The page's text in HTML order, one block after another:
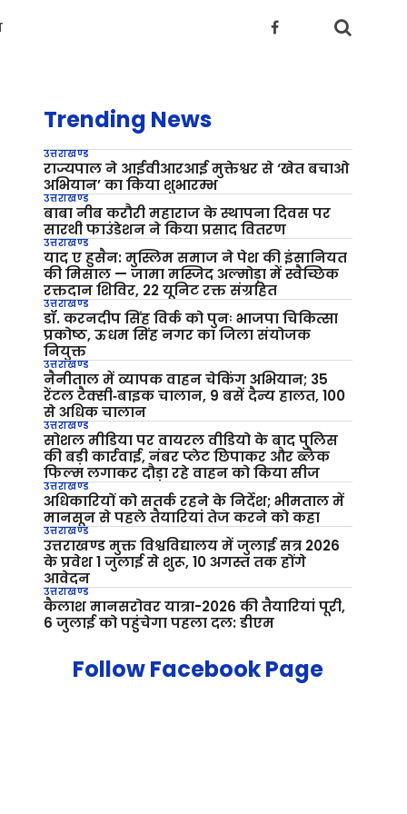
Trending News
उत्तराखण्ड
राज्यपाल ने आईवीआरआई मुक्तेश्वर से ‘खेत बचाओ
अभियान’ का किया शुभारम्भ
उत्तराखण्ड
बाबा नीब करौरी महाराज के स्थापना दिवस पर
सारथी फाउंडेशन ने किया प्रसाद वितरण
उत्तराखण्ड
याद ए हुसैन: मुस्लिम समाज ने पेश की इंसानियत
की मिसाल — जामा मस्जिद अल्मोड़ा में स्वैच्छिक
रक्तदान शिविर, 22 यूनिट रक्त संग्रहित
उत्तराखण्ड
डॉ. करनदीप सिंह विर्क को पुनः भाजपा चिकित्सा
प्रकोष्ठ, ऊधम सिंह नगर का जिला संयोजक
नियुक्त
उत्तराखण्ड
नैनीताल में व्यापक वाहन चेकिंग अभियान; 35
रेंटल टैक्सी‑बाइक चालान, 9 बसें दैन्य हालत, 100
से अधिक चालान
उत्तराखण्ड
सोशल मीडिया पर वायरल वीडियो के बाद पुलिस
की बड़ी कार्रवाई, नंबर प्लेट छिपाकर और ब्लैक
फिल्म लगाकर दौड़ा रहे वाहन को किया सीज
उत्तराखण्ड
अधिकारियों को सतर्क रहने के निर्देश; भीमताल में
मानसून से पहले तैयारियां तेज करने को कहा
उत्तराखण्ड
उत्तराखण्ड मुक्त विश्वविद्यालय में जुलाई सत्र 2026
के प्रवेश 1 जुलाई से शुरू, 10 अगस्त तक होंगे
आवेदन
उत्तराखण्ड
कैलाश मानसरोवर यात्रा-2026 की तैयारियां पूरी,
6 जुलाई को पहुंचेगा पहला दल: डीएम
Follow Facebook Page